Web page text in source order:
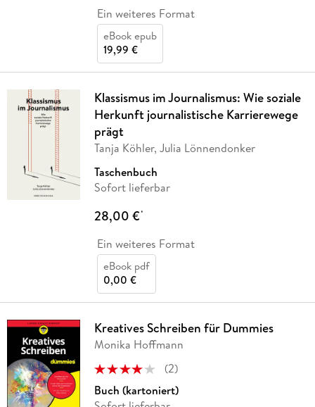
Ein weiteres Format
eBook epub
19,99 €
Klassismus im Journalismus: Wie soziale
Herkunft journalistische Karrierewege
prägt
Tanja Köhler, Julia Lönnendonker
Taschenbuch
Sofort lieferbar
28,00 €*
Ein weiteres Format
eBook pdf
0,00 €
Kreatives Schreiben für Dummies
Monika Hoffmann
(2)
Buch (kartoniert)